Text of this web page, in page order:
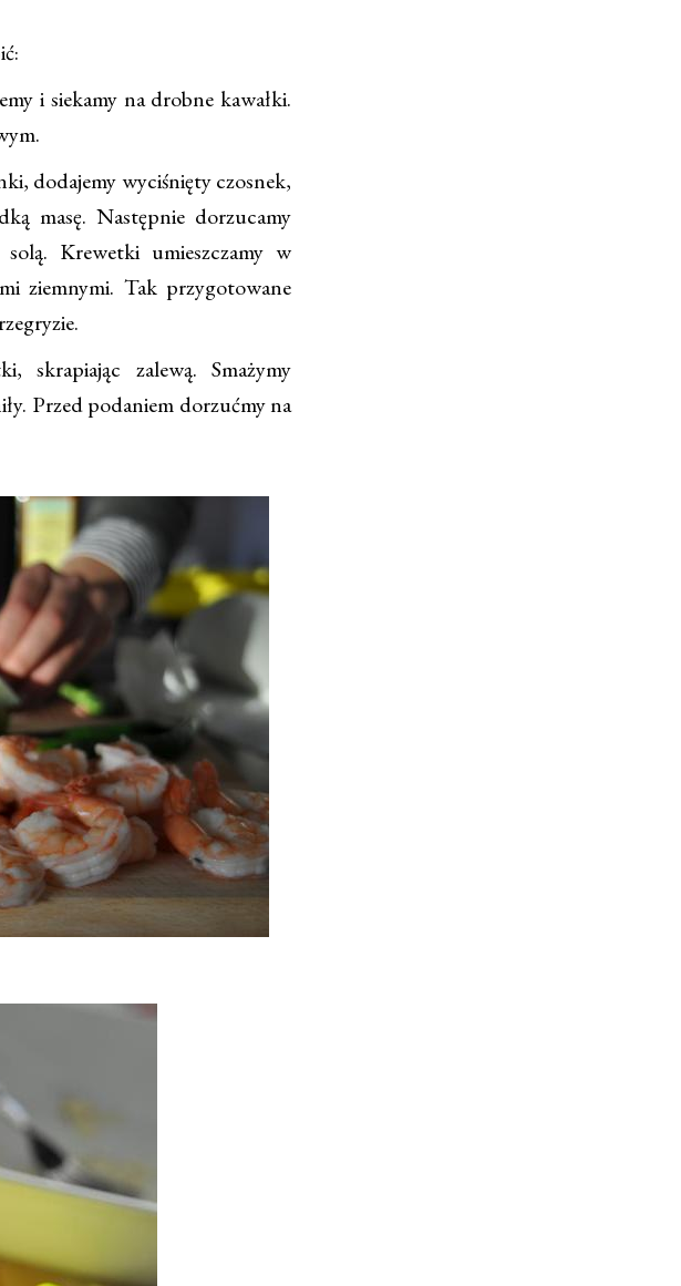
i siekamy na drobne kawałki.
dodajemy wyciśnięty czosnek,
masę. Następnie dorzucamy
Krewetki umieszczamy w
ziemnymi. Tak przygotowane
skrapiając zalewą. Smażymy
Przed podaniem dorzućmy na